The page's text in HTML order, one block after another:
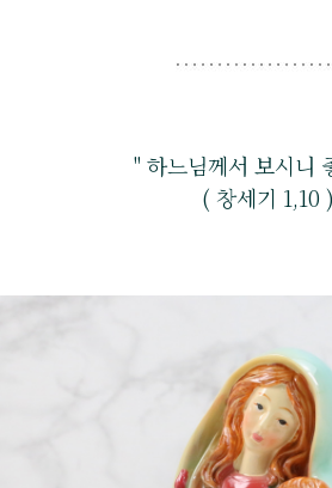
" 하느님께서 보시니
( 창세기 1,10 )